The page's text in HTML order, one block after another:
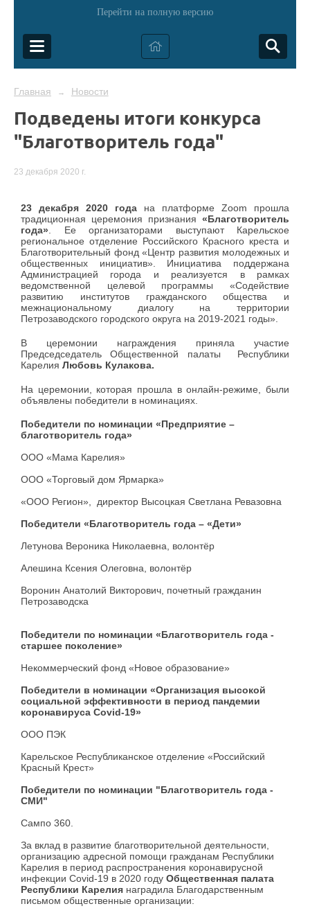
Перейти на полную версию
Главная → Новости
Подведены итоги конкурса
"Благотворитель года"
23 декабря 2020 г.
23 декабря 2020 года на платформе Zoom прошла
традиционная церемония признания «Благотворитель
года» . Ее организаторами выступают Карельское
региональное отделение Российского Красного креста и
Благотворительный фонд «Центр развития молодежных и
общественных инициатив». Инициатива поддержана
Администрацией города и реализуется в рамках
ведомственной целевой программы «Содействие
развитию институтов гражданского общества и
межнациональному диалогу на территории
Петрозаводского городского округа на 2019-2021 годы».
В церемонии награждения приняла участие
Председседатель Общественной палаты Республики
Карелия Любовь Кулакова.
На церемонии, которая прошла в онлайн-режиме, были
объявлены победители в номинациях.
Победители по номинации «Предприятие –
благотворитель года»
ООО «Мама Карелия»
ООО «Торговый дом Ярмарка»
«ООО Регион», директор Высоцкая Светлана Ревазовна
Победители «Благотворитель года – «Дети»
Летунова Вероника Николаевна, волонтёр
Алешина Ксения Олеговна, волонтёр
Воронин Анатолий Викторович, почетный гражданин
Петрозаводска
Победители по номинации «Благотворитель года -
старшее поколение»
Некоммерческий фонд «Новое образование»
Победители в номинации «Организация высокой
социальной эффективности в период пандемии
коронавируса Covid-19»
ООО ПЭК
Карельское Республиканское отделение «Российский
Красный Крест»
Победители по номинации "Благотворитель года -
СМИ"
Сампо 360.
За вклад в развитие благотворительной деятельности,
организацию адресной помощи гражданам Республики
Карелия в период распространения коронавирусной
инфекции Covid-19 в 2020 году Общественная палата
Республики Карелия наградила Благодарственным
письмом общественные организации: